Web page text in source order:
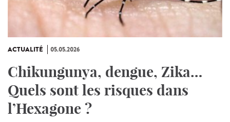
ACTUALITÉ 05.05.2026
Chikungunya, dengue, Zika…
Quels sont les risques dans
l’Hexagone ?